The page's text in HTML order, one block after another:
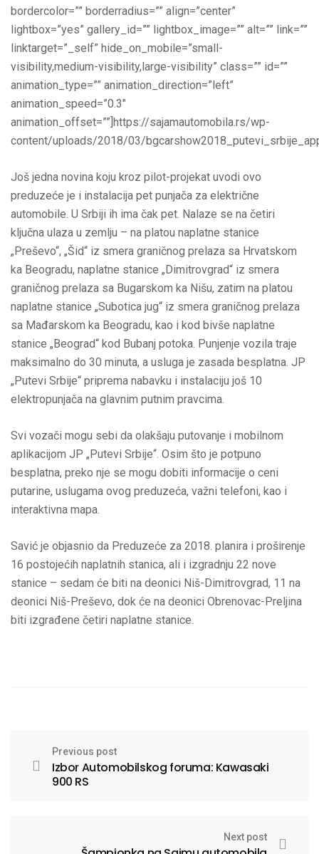
bordercolor=”” borderradius=”” align=”center”
lightbox=”yes” gallery_id=”” lightbox_image=”” alt=”” link=””
linktarget=”_self” hide_on_mobile=”small-
visibility,medium-visibility,large-visibility” class=”” id=””
animation_type=”” animation_direction=”left”
animation_speed=”0.3″
animation_offset=””]https://sajamautomobila.rs/wp-
content/uploads/2018/03/
Još jedna novina koju kroz pilot-projekat uvodi ovo
preduzeće je i instalacija pet punjača za električne
automobile. U Srbiji ih ima čak pet. Nalaze se na četiri
ključna ulaza u zemlju – na platou naplatne stanice
„Preševo“, „Šid“ iz smera graničnog prelaza sa Hrvatskom
ka Beogradu, naplatne stanice „Dimitrovgrad“ iz smera
graničnog prelaza sa Bugarskom ka Nišu, zatim na platou
naplatne stanice „Subotica jug“ iz smera graničnog prelaza
sa Mađarskom ka Beogradu, kao i kod bivše naplatne
stanice „Beograd“ kod Bubanj potoka. Punjenje vozila traje
maksimalno do 30 minuta, a usluga je zasada besplatna. JP
„Putevi Srbije“ priprema nabavku i instalaciju još 10
elektropunjača na glavnim putnim pravcima.
Svi vozači mogu sebi da olakšaju putovanje i mobilnom
aplikacijom JP „Putevi Srbije“. Osim što je potpuno
besplatna, preko nje se mogu dobiti informacije o ceni
putarine, uslugama ovog preduzeća, važni telefoni, kao i
interaktivna mapa.
Savić je objasnio da Preduzeće za 2018. planira i proširenje
16 postojećih naplatnih stanica, ali i izgradnju 22 nove
stanice – sedam će biti na deonici Niš-Dimitrovgrad, 11 na
deonici Niš-Preševo, dok će na deonici Obrenovac-Preljina
biti izgrađene četiri naplatne stanice.
Previous post
Izbor Automobilskog foruma: Kawasaki
900 RS
Next post